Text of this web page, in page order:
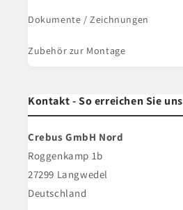
Dokumente / Zeichnungen
Zubehör zur Montage
Kontakt - So erreichen Sie uns
Crebus GmbH Nord
Roggenkamp 1b
27299 Langwedel
Deutschland